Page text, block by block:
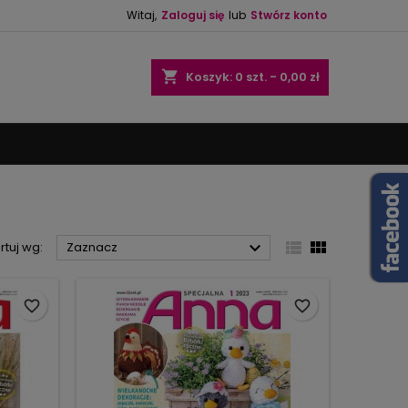
Witaj, Zaloguj się lub Stwórz konto
shopping_cart Koszyk: 0 szt. - 0,00 zł
wg: Zaznacz   
favorite_border favorite_border